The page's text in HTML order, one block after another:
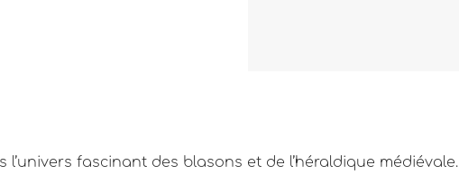
fascinant des blasons et de l’héraldique médiévale.